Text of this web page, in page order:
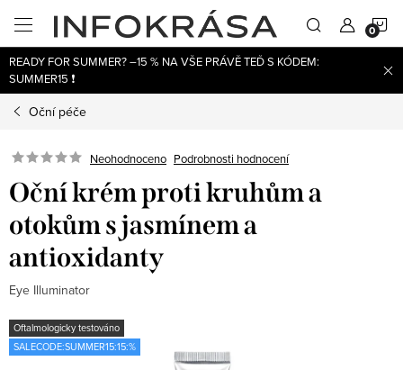
obsah
READY FOR SUMMER? –15 % NA VŠE PRÁVĚ TEĎ S KÓDEM:
SUMMER15 ❗
Oční péče
Neohodnoceno Podrobnosti hodnocení
Oční krém proti kruhům a
otokům s jasmínem a
antioxidanty
Eye Illuminator
Oftalmologicky testováno
SALECODE:SUMMER15:15:%